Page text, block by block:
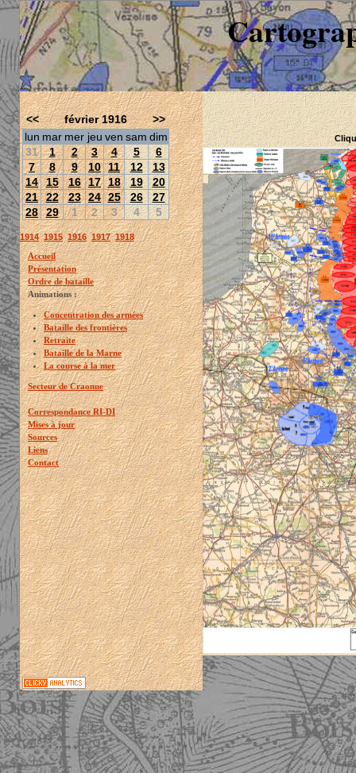
<< février 1916
>>
lun mar mer jeu ven sam dim
31
1 2 3 4 5
6
7
8 9 10 11 12
13
14 15 16 17 18 19
20
21 22 23 24 25 26
27
28 29 1 2 3 4 5
1914 1915 1916 1917 1918
Accueil
Présentation
Ordre de bataille
Animations :
Concentration des armées
Bataille des frontières
Retraite
Bataille de la Marne
La course à la mer
Secteur de Craonne
Correspondance RI-DI
Mises à jour
Sources
Liens
Contact